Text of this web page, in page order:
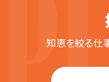
知恵を絞る仕